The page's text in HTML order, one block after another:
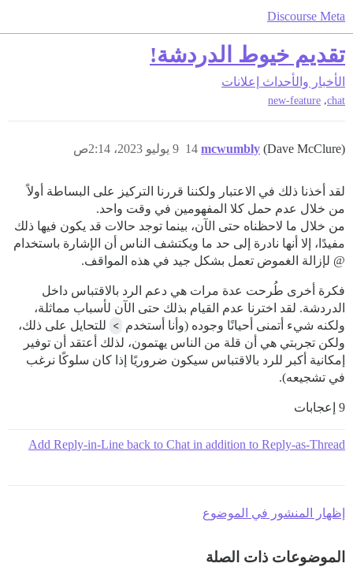
Discourse Meta
تقديم خيوط الدردشة!
الأخبار والأحداث إعلانات
chat
,
new-feature
mcwumbly (Dave McClure) 9 يوليو 2023، 2:14ص 14
لقد أخذنا ذلك في الاعتبار ولكننا قررنا التركيز على البساطة أولاً
من خلال عدم حمل كلا المفهومين في وقت واحد.
من خلال ما لاحظناه حتى الآن، بينما توجد حالات قد يكون فيها ذلك
مفيدًا، إلا أنها نادرة إلى حد ما ويكتشف الناس أن الإشارة باستخدام
@ لإزالة الغموض تعمل بشكل جيد في هذه المواقف.
فكرة أخرى طُرحت عدة مرات هي دعم الرد بالاقتباس داخل
الدردشة. لقد اخترنا عدم القيام بذلك حتى الآن لأسباب مماثلة،
ولكنه شيء أتمنى أحيانًا وجوده (وأنا أستخدم > للتحايل على ذلك،
ولكن تجربتي هي أن قلة من الناس يهتمون، لذلك أعتقد أن توفير
إمكانية أكبر للرد بالاقتباس سيكون ضروريًا إذا كان سلوكًا نرغب
في تشجيعه).
9 إعجابات
Add Reply-in-Line back to Chat in addition to Reply-as-Thread
إظهار المنشور في الموضوع
الموضوعات ذات الصلة